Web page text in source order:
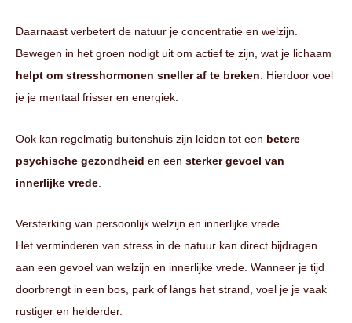
Daarnaast verbetert de natuur je concentratie en welzijn.
Bewegen in het groen nodigt uit om actief te zijn, wat je lichaam
helpt om stresshormonen sneller af te breken . Hierdoor voel
je je mentaal frisser en energiek.
Ook kan regelmatig buitenshuis zijn leiden tot een betere
psychische gezondheid en een sterker gevoel van
innerlijke vrede
Versterking van persoonlijk welzijn en innerlijke vrede
Het verminderen van stress in de natuur kan direct bijdragen
aan een gevoel van welzijn en innerlijke vrede. Wanneer je tijd
doorbrengt in een bos, park of langs het strand, voel je je vaak
rustiger en helderder.